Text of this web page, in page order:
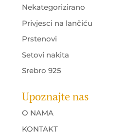
Nekategorizirano
Privjesci na lančiću
Prstenovi
Setovi nakita
Srebro 925
Upoznajte nas
O NAMA
KONTAKT